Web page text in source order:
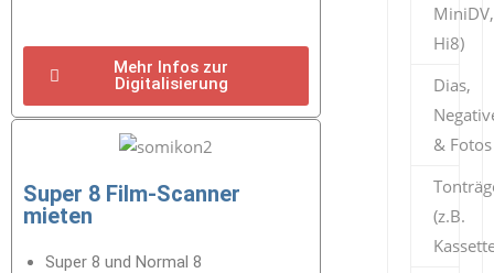
Mehr Infos zur
Digitalisierung
Super 8 Film-Scanner
mieten
Super 8 und Normal 8
MiniDV,
Hi8)
Dias,
& Fotos
(z.B.